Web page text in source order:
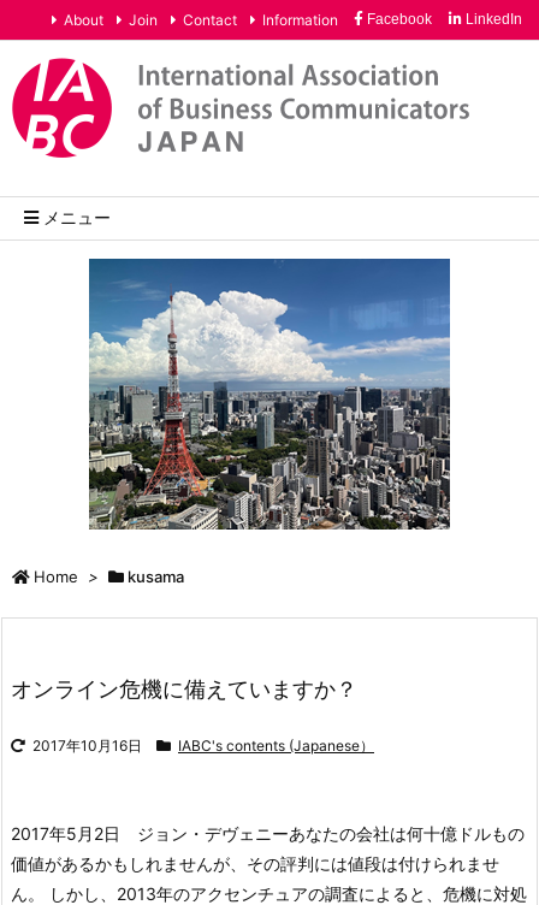
メニュー
About Join Contact Information Facebook LinkedIn
Home > kusama
オンライン危機に備えていますか？
2017年10月16日 IABC's contents (Japanese）
2017年5月2日 ジョン・デヴェニーあなたの会社は何十億ドルもの
価値があるかもしれませんが、その評判には値段は付けられませ
ん。 しかし、2013年のアクセンチュアの調査によると、危機に対処